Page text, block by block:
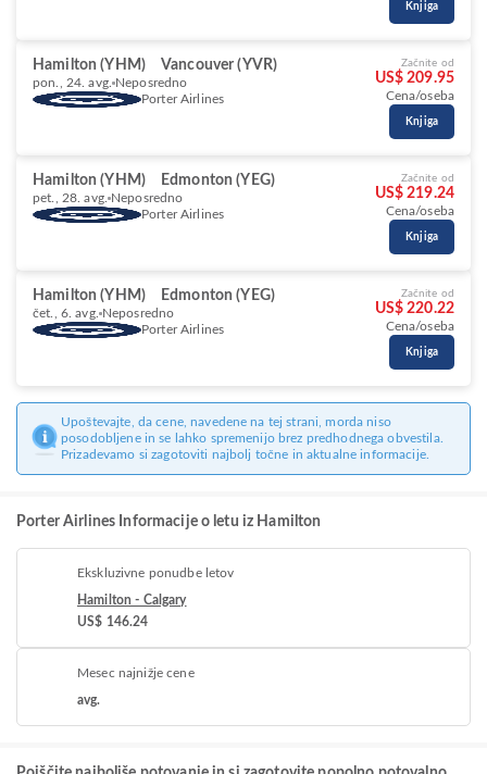
Knjiga
Hamilton (YHM) Vancouver (YVR)
pon., 24. avg. Neposredno
Porter Airlines
Začnite od
US$ 209.95
Cena/oseba
Knjiga
Hamilton (YHM) Edmonton (YEG)
pet., 28. avg. Neposredno
Porter Airlines
Začnite od
US$ 219.24
Cena/oseba
Knjiga
Hamilton (YHM) Edmonton (YEG)
čet., 6. avg. Neposredno
Porter Airlines
Začnite od
US$ 220.22
Cena/oseba
Knjiga
Upoštevajte, da cene, navedene na tej strani, morda niso
posodobljene in se lahko spremenijo brez predhodnega obvestila.
Prizadevamo si zagotoviti najbolj točne in aktualne informacije.
Porter Airlines Informacije o letu iz Hamilton
Ekskluzivne ponudbe letov
Hamilton - Calgary
US$ 146.24
Mesec najnižje cene
avg.